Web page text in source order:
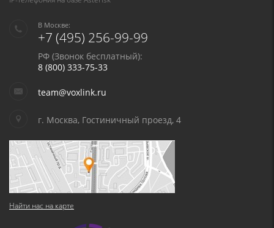
В Москве:
+7 (495) 256-99-99
РФ (Звонок бесплатный):
8 (800) 333-75-33
team@voxlink.ru
г. Москва, Гостиничный проезд, 4
Найти нас на карте